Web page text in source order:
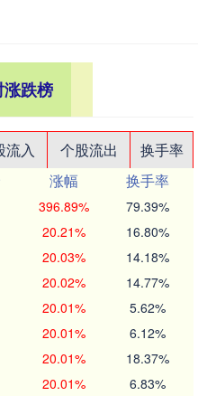
跌榜
流入 个股流出
换手率
涨幅
换手率
396.89% 79.39%
20.21% 16.80%
20.03% 14.18%
20.02% 14.77%
20.01% 5.62%
20.01% 6.12%
20.01% 18.37%
20.01% 6.83%